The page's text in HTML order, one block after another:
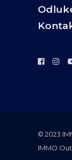
©️ 2023
IMMO